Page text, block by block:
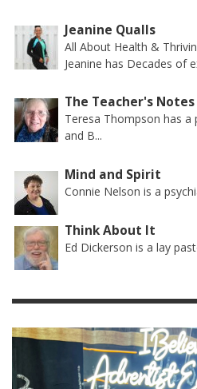
Jeanine Qualls
All About Health &
Jeanine has Decades of
The Teacher's Notes
Teresa Thompson has a
and B...
Mind and Spirit
Connie Nelson is a
Think About It
Ed Dickerson is a lay